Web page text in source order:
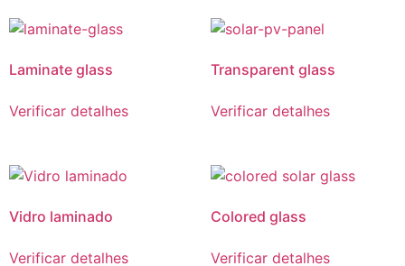
Laminate glass
Verificar detalhes
Transparent glass
Verificar detalhes
Vidro laminado
Verificar detalhes
Colored glass
Verificar detalhes